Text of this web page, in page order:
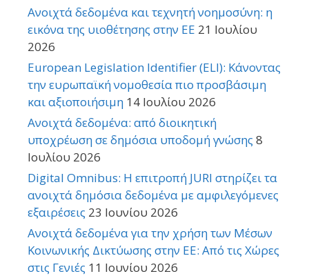
Ανοιχτά δεδομένα και τεχνητή νοημοσύνη: η
εικόνα της υιοθέτησης στην ΕΕ 21 Ιουλίου
2026
European Legislation Identifier (ELI): Κάνοντας
την ευρωπαϊκή νομοθεσία πιο προσβάσιμη
και αξιοποιήσιμη 14 Ιουλίου 2026
Ανοιχτά δεδομένα: από διοικητική
υποχρέωση σε δημόσια υποδομή γνώσης 8
Ιουλίου 2026
Digital Omnibus: Η επιτροπή JURI στηρίζει τα
ανοιχτά δημόσια δεδομένα με αμφιλεγόμενες
εξαιρέσεις 23 Ιουνίου 2026
Ανοιχτά δεδομένα για την χρήση των Μέσων
Κοινωνικής Δικτύωσης στην ΕΕ: Από τις Χώρες
στις Γενιές 11 Ιουνίου 2026